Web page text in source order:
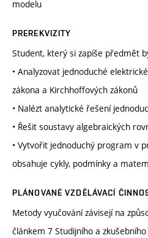
modelu
PREREKVIZITY
Student, který si zapíše předmět
• Analyzovat jednoduché
zákona a Kirchhoffových zákonů
• Nalézt analytické řešení
• Řešit soustavy algebraických
• Vytvořit jednoduchý program v
obsahuje cykly, podmínky a
PLÁNOVANÉ VZDĚLÁVACÍ
Metody vyučování závisejí na
článkem 7 Studijního a